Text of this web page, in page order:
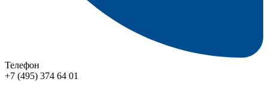
Телефон
+7 (495) 374 64 01